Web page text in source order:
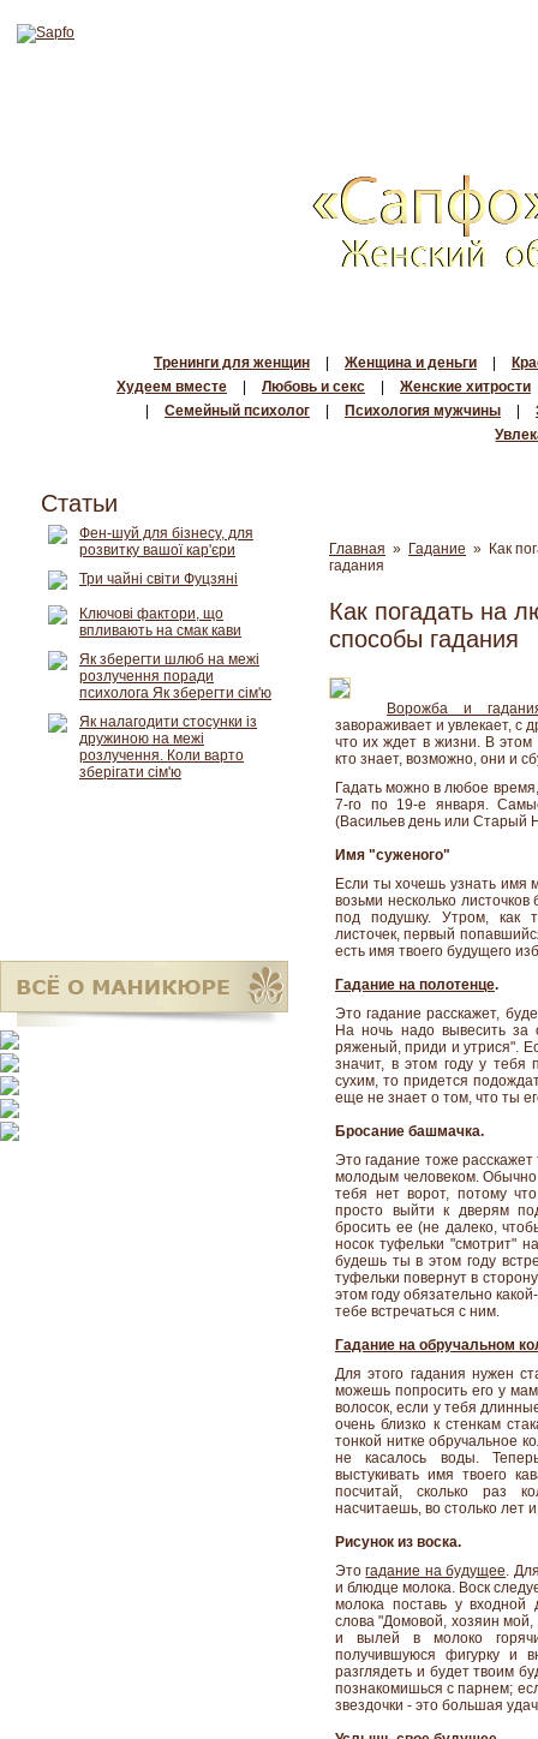
Тренинги для женщин Женщина и деньги
Худеем вместе
Любовь и секс
Женские хитрости
Семейный психолог Психология мужчины
Главная » Гадание » Как
гадания
Как погадать на
способы гадания
Ворожба и
завораживает и увлекает, с
что их ждет в жизни. В
кто знает, возможно, они и
Гадать можно в любое
7-го по 19-е января.
(Васильев день или Старый
Имя "суженого"
Если ты хочешь узнать имя
возьми несколько
под подушку. Утром, как
листочек, первый
есть имя твоего будущего
Гадание на полотенце.
Это гадание расскажет,
На ночь надо вывесить за
ряженый, приди и утрися".
значит, в этом году у тебя
сухим, то придется
еще не знает о том, что ты
Бросание башмачка.
Это гадание тоже
молодым человеком. Обычно
тебя нет ворот, потому
просто выйти к дверям
бросить ее (не далеко,
носок туфельки "смотрит"
будешь ты в этом году
туфельки повернут в
этом году обязательно
тебе встречаться с ним.
Гадание на обручальном
Для этого гадания нужен
можешь попросить его у
волосок, если у тебя
очень близко к стенкам
тонкой нитке обручальное
не касалось воды.
выстукивать имя твоего
посчитай, сколько раз
насчитаешь, во столько лет
Рисунок из воска.
Этогадание на будущее.
и блюдце молока. Воск
молока поставь у входной
слова "Домовой, хозяин мой,
и вылей в молоко
получившуюся фигурку и
разглядеть и будет твоим
познакомишься с парнем;
звездочки - это большая
Статьи
Фен-шуй для бізнесу, для
розвитку вашої кар'єри
Три чайні світи Фуцзяні
Ключові фактори, що
впливають на смак кави
Як зберегти шлюб на межі
розлучення поради
психолога Як зберегти сім'ю
Як налагодити стосунки із
дружиною на межі
розлучення. Коли варто
зберігати сім'ю